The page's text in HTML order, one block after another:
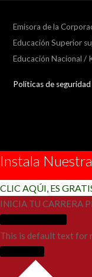
Emisora de la
Educación Superior
Educación Nacional /
Politicas de seguridad
Instala
CLIC AQÚI, ES
INICIA TU CARRERA
This is default text for